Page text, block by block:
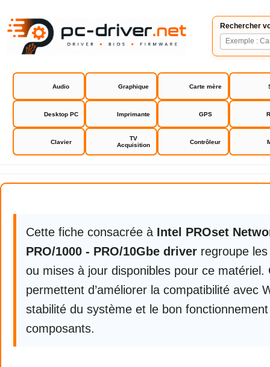
Rechercher
Audio Graphique Carte mère
Desktop PC Imprimante GPS
Clavier
TV
Acquisition
Contrôleur
Intel PROset Network PRo/100 -
Cette fiche consacrée à Intel PROset
PRO/1000 - PRO/10Gbe driver regroupe
ou mises à jour disponibles pour ce matériel.
permettent d’améliorer la compatibilité avec
stabilité du système et le bon
composants.